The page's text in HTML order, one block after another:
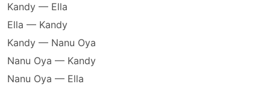
Kandy — Ella
Ella — Kandy
Kandy — Nanu Oya
Nanu Oya — Kandy
Nanu Oya — Ella